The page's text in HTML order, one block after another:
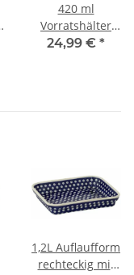
420 ml
Vorratshälter
mit Deckel Ø12,1
24,99 € *
1,2L Auflaufform
rechteckig mit